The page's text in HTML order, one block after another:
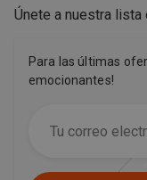
Únete a nuestra
Para las últimas
emocionantes!